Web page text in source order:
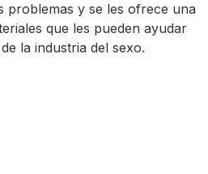
y se les ofrece una
que les pueden ayudar
la industria del sexo.